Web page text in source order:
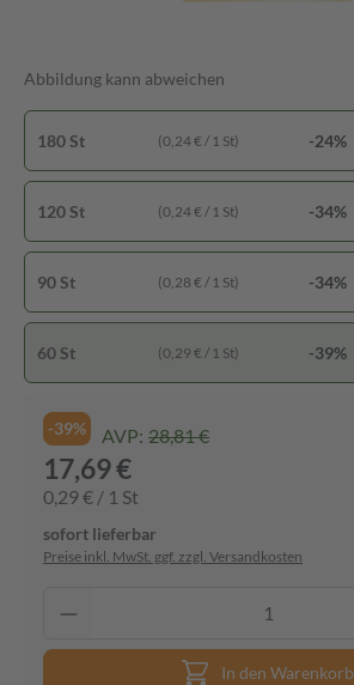
Abbildung kann abweichen
180 St (0,24 € / 1 St) -24%
120 St (0,24 € / 1 St) -34%
90 St (0,28 € / 1 St) -34%
60 St (0,29 € / 1 St) -39%
-39% AVP: 28,81 €
17,69 €
0,29 € / 1 St
sofort lieferbar
Preise inkl. MwSt. ggf. zzgl. Versandkosten
In den Warenkorb